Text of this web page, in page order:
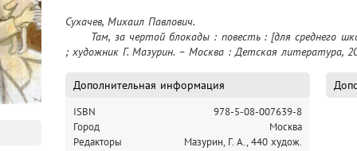
мужественно и стойко переносили выпавшие на их долю
Сухачев, Михаил Павлович.
; художник Г. Мазурин. – Москва : Детская литература,
Дополнительная информация
ISBN
978-5-08-007639-8
Город
Москва
Редакторы
Мазурин, Г. А., 440 худож.